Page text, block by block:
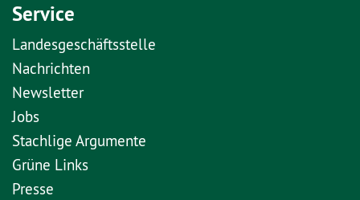
Service
Landesgeschäftsstelle
Nachrichten
Newsletter
Jobs
Stachlige Argumente
Grüne Links
Presse